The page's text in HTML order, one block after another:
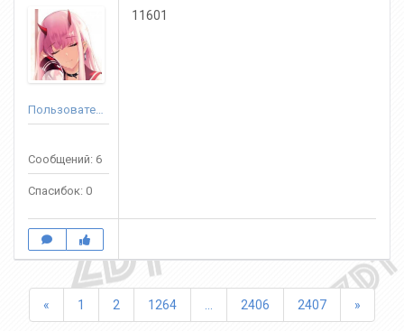
Пользователь
Сообщений: 6
Спасибок: 0
11601
« Назад1 2 1264 2406 2407 »